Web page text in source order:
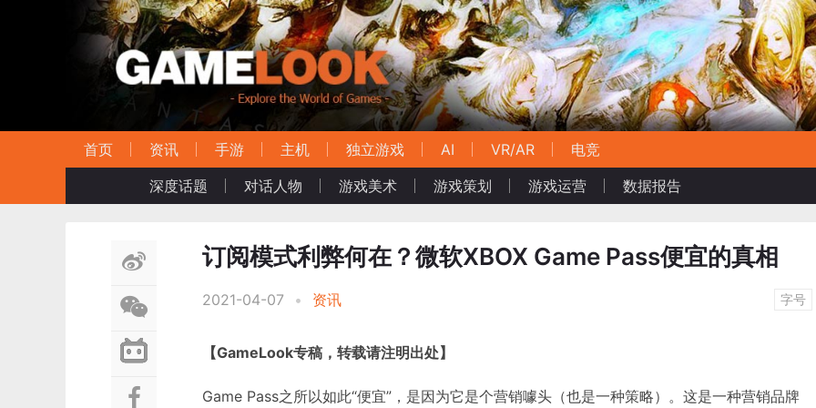
首页 资讯 手游 主机 独立游戏 AI VR/AR
电竞
深度话题
对话人物 游戏美术 游戏策划 游戏运营 数据报告
订阅模式利弊何在？微软XBOX Game Pass便宜的真相
2021-04-07 • 资讯 字号
【GameLook专稿，转载请注明出处】
Game Pass之所以如此“便宜”，是因为它是个营销噱头（也是一种策略）。这是一种营销品牌